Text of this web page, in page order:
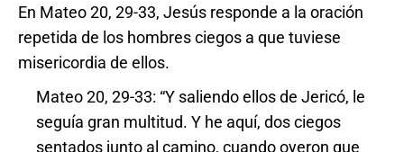
En Mateo 20, 29-33, Jesús responde a la oración
repetida de los hombres ciegos a que tuviese
misericordia de ellos.
Mateo 20, 29-33: “Y saliendo ellos de Jericó, le
seguía gran multitud. Y he aquí, dos ciegos
sentados junto al camino, cuando oyeron que